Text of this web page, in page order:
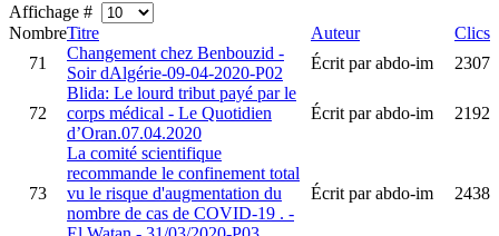
Affichage #
NombreTitre Auteur
Clics
71
Changement chez Benbouzid -
Soir dAlgérie-09-04-2020-P02
Écrit par abdo-im 2307
72
Blida: Le lourd tribut payé par le
corps médical - Le Quotidien
d’Oran.07.04.2020
Écrit par abdo-im 2192
73
La comité scientifique
recommande le confinement total
vu le risque d'augmentation du
nombre de cas de COVID-19 . -
Écrit par abdo-im 2438